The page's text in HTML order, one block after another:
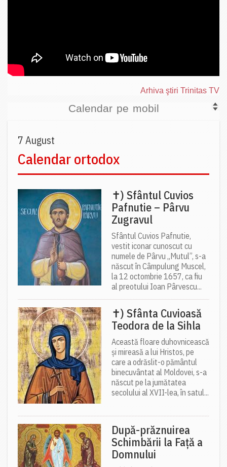
Arhiva ştiri Trinitas TV
Calendar pe mobil
7 August
Calendar ortodox
✝) Sfântul Cuvios
Pafnutie – Pârvu
Zugravul
Sfântul Cuvios Pafnutie,
vestit iconar cunoscut cu
numele de Pârvu „Mutul”, s-a
născut în Câmpulung Muscel,
la 12 octombrie 1657, ca fiu
al preotului Ioan Pârvescu...
✝) Sfânta Cuvioasă
Teodora de la Sihla
Această floare duhovnicească
și mireasă a lui Hristos, pe
care a odrăslit-o pământul
binecuvântat al Moldovei, s-a
născut pe la jumătatea
secolului al XVII-lea, în satul...
După-prăznuirea
Schimbării la Față a
Domnului